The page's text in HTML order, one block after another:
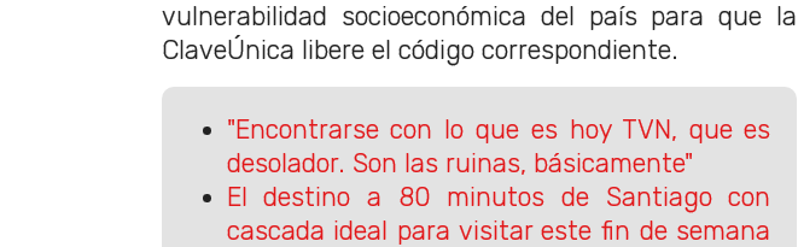
vulnerabilidad socioeconómica del país para que la
ClaveÚnica libere el código correspondiente.
"Encontrarse con lo que es hoy TVN, que es
desolador. Son las ruinas, básicamente"
El destino a 80 minutos de Santiago con
cascada ideal para visitar este fin de semana